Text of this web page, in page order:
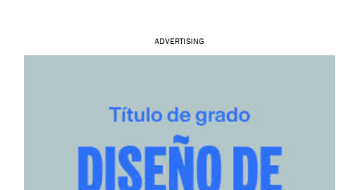
ADVERTISING